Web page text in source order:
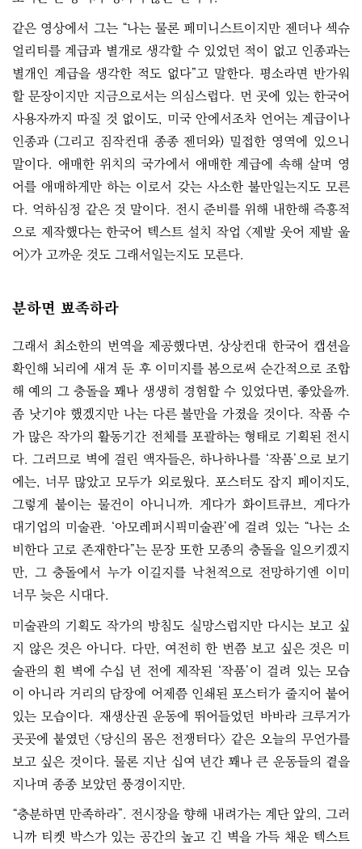
같은 영상에서 그는 “나는 물론 페미니스트이지만 젠더나 섹슈
얼리티를 계급과 별개로 생각할 수 있었던 적이 없고 인종과는
별개인 계급을 생각한 적도 없다”고 말한다. 평소라면 반가워
할 문장이지만 지금으로서는 의심스럽다. 먼 곳에 있는 한국어
사용자까지 따질 것 없이도, 미국 안에서조차 언어는 계급이나
인종과 (그리고 짐작컨대 종종 젠더와) 밀접한 영역에 있으니
말이다. 애매한 위치의 국가에서 애매한 계급에 속해 살며 영
어를 애매하게만 하는 이로서 갖는 사소한 불만일는지도 모른
다. 억하심정 같은 것 말이다. 전시 준비를 위해 내한해 즉흥적
으로 제작했다는 한국어 텍스트 설치 작업 〈제발 웃어 제발 울
어〉가 고까운 것도 그래서일는지도 모른다.
분하면 뾰족하라
그래서 최소한의 번역을 제공했다면, 상상컨대 한국어 캡션을
확인해 뇌리에 새겨 둔 후 이미지를 봄으로써 순간적으로 조합
해 예의 그 충돌을 꽤나 생생히 경험할 수 있었다면, 좋았을까.
좀 낫기야 했겠지만 나는 다른 불만을 가졌을 것이다. 작품 수
가 많은 작가의 활동기간 전체를 포괄하는 형태로 기획된 전시
다. 그러므로 벽에 걸린 액자들은, 하나하나를 ‘작품’으로 보기
에는, 너무 많았고 모두가 외로웠다. 포스터도 잡지 페이지도,
그렇게 붙이는 물건이 아니니까. 게다가 화이트큐브, 게다가
대기업의 미술관. ‘아모레퍼시픽미술관’에 걸려 있는 “나는 소
비한다 고로 존재한다”는 문장 또한 모종의 충돌을 일으키겠지
만, 그 충돌에서 누가 이길지를 낙천적으로 전망하기엔 이미
너무 늦은 시대다.
미술관의 기획도 작가의 방침도 실망스럽지만 다시는 보고 싶
지 않은 것은 아니다. 다만, 여전히 한 번쯤 보고 싶은 것은 미
술관의 흰 벽에 수십 년 전에 제작된 ‘작품’이 걸려 있는 모습
이 아니라 거리의 담장에 어제쯤 인쇄된 포스터가 줄지어 붙어
있는 모습이다. 재생산권 운동에 뛰어들었던 바바라 크루거가
곳곳에 붙였던 〈당신의 몸은 전쟁터다〉 같은 오늘의 무언가를
보고 싶은 것이다. 물론 지난 십여 년간 꽤나 큰 운동들의 곁을
지나며 종종 보았던 풍경이지만.
“충분하면 만족하라”. 전시장을 향해 내려가는 계단 앞의, 그러
니까 티켓 박스가 있는 공간의 높고 긴 벽을 가득 채운 텍스트